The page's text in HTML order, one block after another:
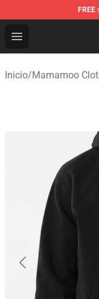
FREE
Open menu
Mamamoo
Inicio/Mamamoo